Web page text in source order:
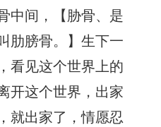
中间，【胁骨、是
肋膀骨。】生下一
看见这个世界上的
开这个世界，出家
就出家了，情愿忍